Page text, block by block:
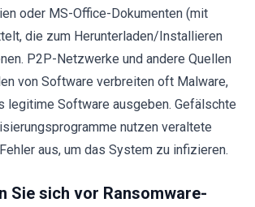
oder MS-Office-Dokumenten (mit
die zum Herunterladen/Installieren
P2P-Netzwerke und andere Quellen
von Software verbreiten oft Malware,
legitime Software ausgeben. Gefälschte
nutzen veraltete
aus, um das System zu infizieren.
Sie sich vor Ransomware-